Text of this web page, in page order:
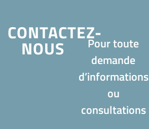
CONTACTEZ-
NOUS
Pour toute
demande
d’informations
ou
consultations